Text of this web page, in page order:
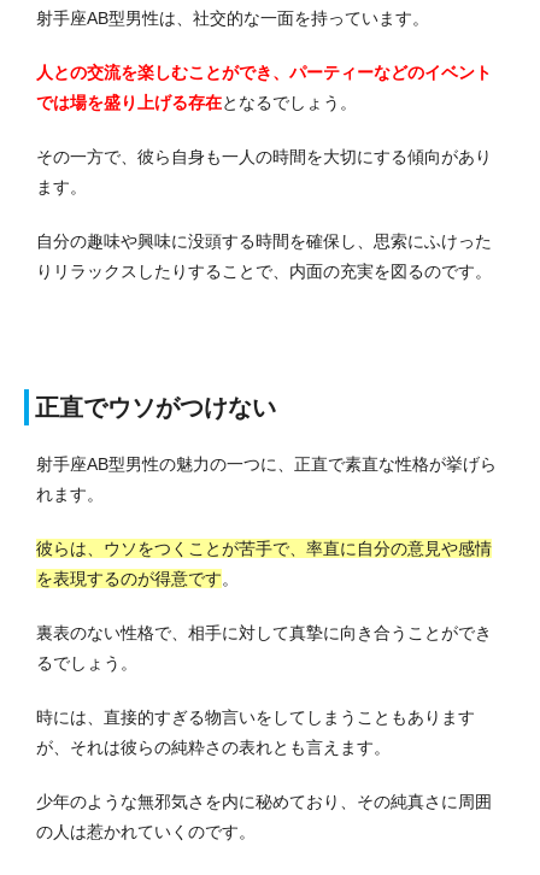
射手座AB型男性は、社交的な一面を持っています。
人との交流を楽しむことができ、パーティーなどのイベント
では場を盛り上げる存在となるでしょう。
その一方で、彼ら自身も一人の時間を大切にする傾向があり
ます。
自分の趣味や興味に没頭する時間を確保し、思索にふけった
りリラックスしたりすることで、内面の充実を図るのです。
正直でウソがつけない
射手座AB型男性の魅力の一つに、正直で素直な性格が挙げら
れます。
彼らは、ウソをつくことが苦手で、率直に自分の意見や感情
を表現するのが得意です。
裏表のない性格で、相手に対して真摯に向き合うことができ
るでしょう。
時には、直接的すぎる物言いをしてしまうこともあります
が、それは彼らの純粋さの表れとも言えます。
少年のような無邪気さを内に秘めており、その純真さに周囲
の人は惹かれていくのです。